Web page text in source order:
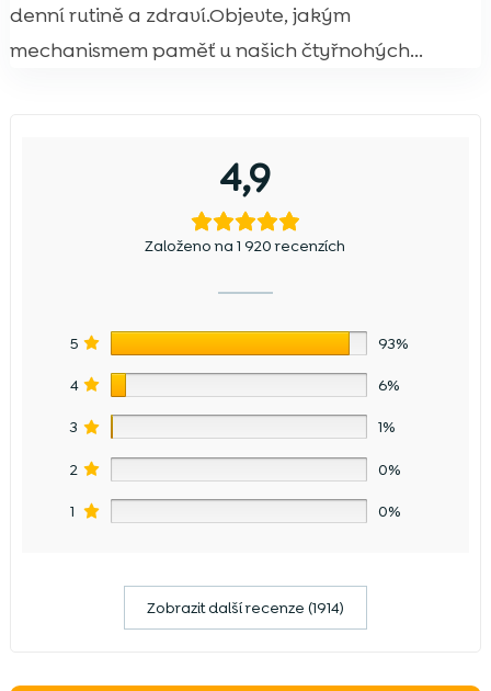
denní rutině a zdraví.Objevte, jakým
mechanismem paměť u našich čtyřnohých...
4,9
Založeno na 1 920 recenzích
5 93%
4 6%
3 1%
2 0%
1 0%
Zobrazit další recenze (1914)